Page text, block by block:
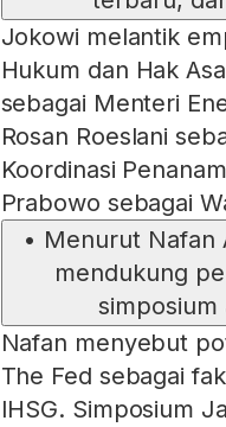
Jokowi melantik
Hukum dan Hak
sebagai Menteri
Rosan Roeslani
Koordinasi
Prabowo sebagai
• Menurut Nafan
mendukung
simposium
Nafan menyebut
The Fed sebagai
IHSG. Simposium